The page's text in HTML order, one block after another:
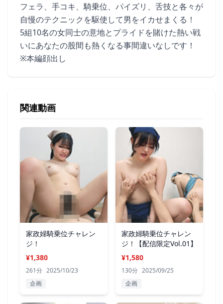
フェラ、手コキ、騎乗位、パイズリ、舌技と各々が
自慢のテクニックを駆使して男をイカせまくる！
5組10名の女同士の意地とプライドを賭けた熱い戦
いにあなたの股間も熱くなる事間違いなしです！
※本編顔出し
関連動画
家政婦騎乗位チャレン
ジ！
¥1,380
261分 2025/10/23
企画
家政婦騎乗位チャレン
ジ！【配信限定Vol.01】
¥1,580
130分 2025/09/25
企画